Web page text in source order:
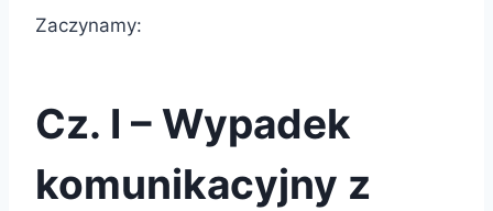
Zaczynamy:
Cz. I – Wypadek
komunikacyjny z